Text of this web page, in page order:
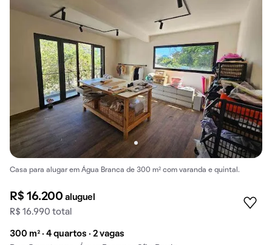
Casa para alugar em Água Branca de 300 m² com varanda e quintal.
R$ 16.200aluguel
R$ 16.990 total
300 m² · 4 quartos · 2 vagas